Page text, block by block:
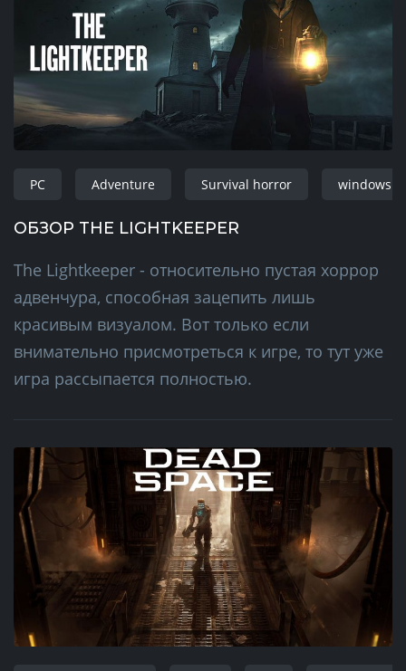
PC Adventure Survival horror windows
ОБЗОР THE LIGHTKEEPER
The Lightkeeper - относительно пустая хоррор
адвенчура, способная зацепить лишь
красивым визуалом. Вот только если
внимательно присмотреться к игре, то тут уже
игра рассыпается полностью.